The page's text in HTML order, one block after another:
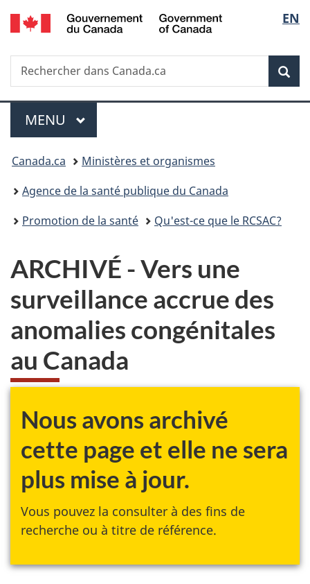
Passer
au
principal
Passer
à
Au
du
Passer
à
version
simplifiée
de
la
EN
Recherche
Rechercher
dans
Menu
MENU PRINCIPAL
Vous
êtes
ici :
Canada.ca
Ministères et organismes
Agence de la santé publique du Canada
Promotion de la santé
Qu'est-ce que le RCSAC?
ARCHIVÉ - Vers une
surveillance accrue des
anomalies congénitales
au Canada
Nous avons archivé
cette page et elle ne sera
plus mise à jour.
Vous pouvez la consulter à des fins de
recherche ou à titre de référence.